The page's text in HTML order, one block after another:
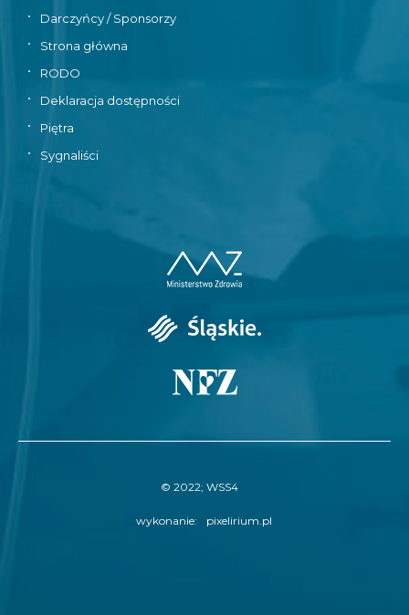
•
Darczyńcy / Sponsorzy
•
Strona główna
•
RODO
•
Deklaracja dostępności
•
Piętra
•
Sygnaliści
© 2022; WSS4
wykonanie: pixelirium.pl